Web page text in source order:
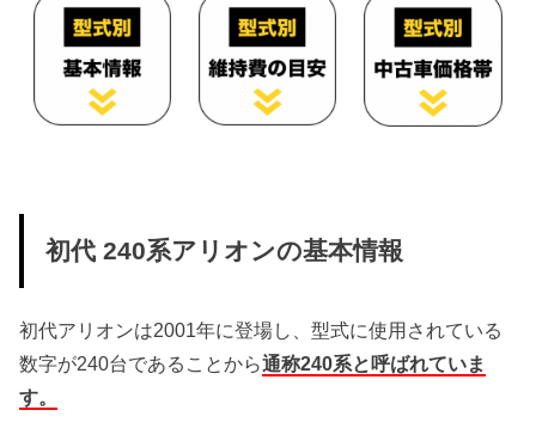
初代 240系アリオンの基本情報
初代アリオンは2001年に登場し、型式に使用されている
数字が240台であることから通称240系と呼ばれていま
す。